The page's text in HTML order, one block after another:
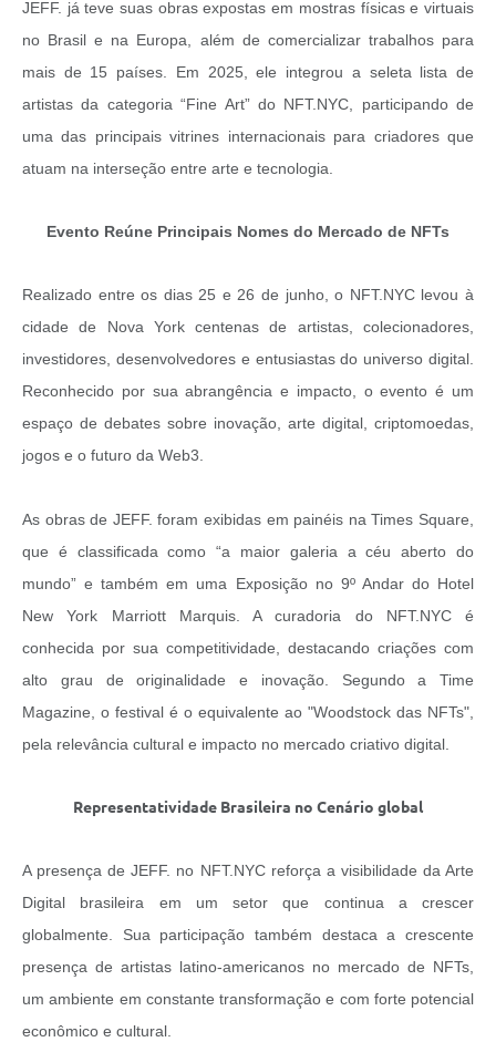
JEFF. já teve suas obras expostas em mostras físicas e virtuais
no Brasil e na Europa, além de comercializar trabalhos para
mais de 15 países. Em 2025, ele integrou a seleta lista de
artistas da categoria “Fine Art” do NFT.NYC, participando de
uma das principais vitrines internacionais para criadores que
atuam na interseção entre arte e tecnologia.
Evento Reúne Principais Nomes do Mercado de NFTs
Realizado entre os dias 25 e 26 de junho, o NFT.NYC levou à
cidade de Nova York centenas de artistas, colecionadores,
investidores, desenvolvedores e entusiastas do universo digital.
Reconhecido por sua abrangência e impacto, o evento é um
espaço de debates sobre inovação, arte digital, criptomoedas,
jogos e o futuro da Web3.
As obras de JEFF. foram exibidas em painéis na Times Square,
que é classificada como “a maior galeria a céu aberto do
mundo” e também em uma Exposição no 9º Andar do Hotel
New York Marriott Marquis. A curadoria do NFT.NYC é
conhecida por sua competitividade, destacando criações com
alto grau de originalidade e inovação. Segundo a Time
Magazine, o festival é o equivalente ao "Woodstock das NFTs",
pela relevância cultural e impacto no mercado criativo digital.
Representatividade Brasileira no Cenário global
A presença de JEFF. no NFT.NYC reforça a visibilidade da Arte
Digital brasileira em um setor que continua a crescer
globalmente. Sua participação também destaca a crescente
presença de artistas latino-americanos no mercado de NFTs,
um ambiente em constante transformação e com forte potencial
econômico e cultural.